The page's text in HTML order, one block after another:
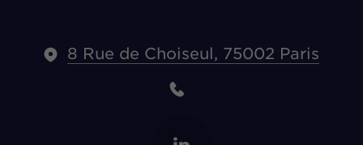
8 Rue de Choiseul, 75002 Paris